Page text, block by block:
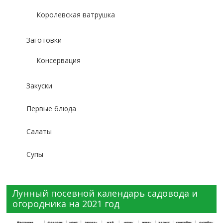
Королевская ватрушка
Заготовки
Консервация
Закуски
Первые блюда
Салаты
Супы
Лунный посевной календарь садовода и
огородника на 2021 год